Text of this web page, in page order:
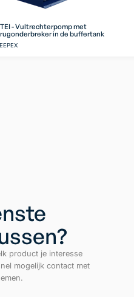
- Vultrechterpomp met
in de buffertank
product je interesse
mogelijk contact met